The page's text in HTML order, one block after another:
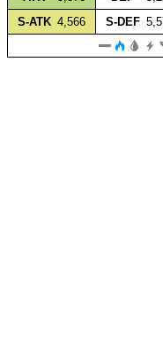
S‑ATK 4,566 S‑DEF